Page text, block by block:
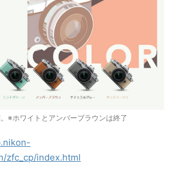
※ホワイトとアンバーブラウンは終了
zfc_cp/index.html